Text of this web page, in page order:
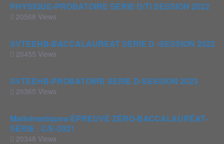
PHYSIQUE-PROBATOIRE SERIE D/TI SESSION 2022
20568 Views
SVTEEHB-BACCALAUREAT SÉRIE D -SESSION 2022
20455 Views
SVTEEHB-PROBATOIRE SERIE D-SESSION 2023
20365 Views
Mathématiques-ÉPREUVE ZÉRO-BACCALAURÉAT-
SÉRIE : C/E-2021
20348 Views